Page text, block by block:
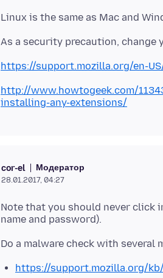
https://support.mozilla.org/en-
http://www.howtogeek.com/
installing-any-extensions/
cor-el Модератор
28.01.2017, 04:27
Note that you should never click
https://support.mozilla.org/